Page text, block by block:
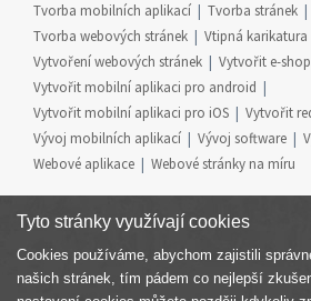
Tvorba mobilních aplikací
Tvorba stránek
Tvorba webových stránek
Vtipná karikatura
Vytvoření webových stránek
Vytvořit e-shop
Vytvořit mobilní aplikaci pro android
Vytvořit mobilní aplikaci pro iOS
Vytvořit
Vývoj mobilních aplikací
Vývoj software
Webové aplikace
Webové stránky na míru
Součást skupiny
Tyto stránky využívají cookies
Cookies používáme, abychom zajistili
našich stránek, tím pádem co nejlepší